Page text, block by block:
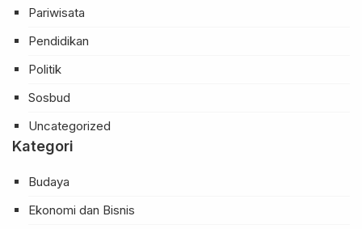
Pariwisata
Pendidikan
Politik
Sosbud
Uncategorized
Kategori
Budaya
Ekonomi dan Bisnis